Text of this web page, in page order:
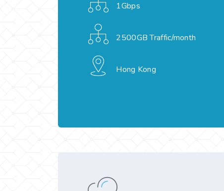
1Gbps
2500GB Traffic/month
Hong Kong